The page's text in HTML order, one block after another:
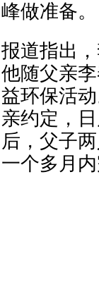
峰做准备。
报道指出
他随父亲
益环保活
亲约定，
后，父子
一个多月